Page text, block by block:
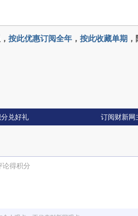
按此优惠订阅全年 ， 按此收藏单期
兑好礼 订阅财新网
论得积分